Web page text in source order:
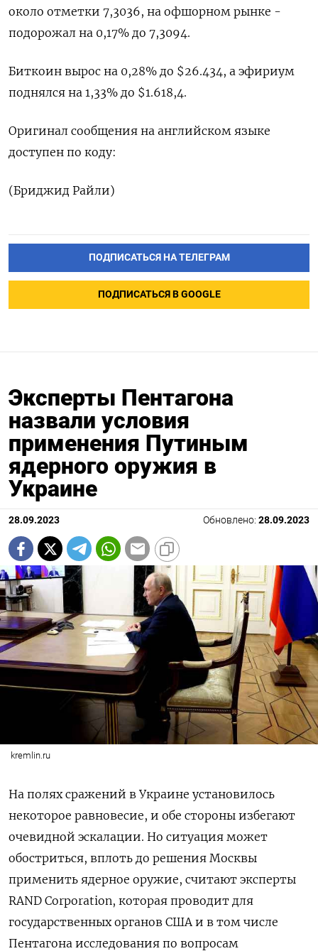
около отметки 7,3036, на офшорном рынке -
подорожал на 0,17% до 7,3094.
Биткоин вырос на 0,28% до $26.434, а эфириум
поднялся на 1,33% до $1.618,4.
Оригинал сообщения на английском языке
доступен по коду:
(Бриджид Райли)
ПОДПИСАТЬСЯ НА ТЕЛЕГРАМ
ПОДПИСАТЬСЯ В GOOGLE
Эксперты Пентагона
назвали условия
применения Путиным
ядерного оружия в
Украине
28.09.2023 Обновлено: 28.09.2023
kremlin.ru
На полях сражений в Украине установилось
некоторое равновесие, и обе стороны избегают
очевидной эскалации. Но ситуация может
обостриться, вплоть до решения Москвы
применить ядерное оружие, считают эксперты
RAND Corporation, которая проводит для
государственных органов США и в том числе
Пентагона исследования по вопросам